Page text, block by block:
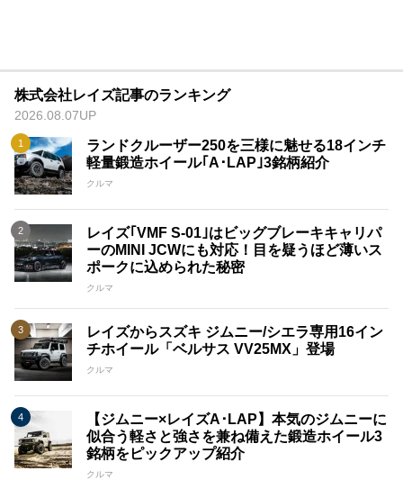
株式会社レイズ記事のランキング
2026.08.07UP
ランドクルーザー250を三様に魅せる18インチ
軽量鍛造ホイール｢A･LAP｣3銘柄紹介
クルマ
レイズ｢VMF S-01｣はビッグブレーキキャリパ
ーのMINI JCWにも対応！目を疑うほど薄いス
ポークに込められた秘密
クルマ
レイズからスズキ ジムニー/シエラ専用16イン
チホイール「ベルサス VV25MX」登場
クルマ
【ジムニー×レイズA･LAP】本気のジムニーに
似合う軽さと強さを兼ね備えた鍛造ホイール3
銘柄をピックアップ紹介
クルマ